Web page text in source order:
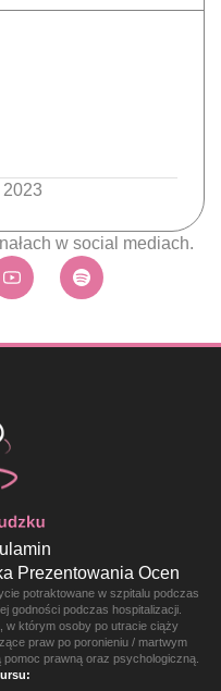
w social mediach.
Prezentowania Ocen
potraktowane w szpitalu podczas
godności podczas hospitalizacji.
w którym osoby po utracie ciąży
praw po poronieniu / martwym
prawną oraz psychologiczną.